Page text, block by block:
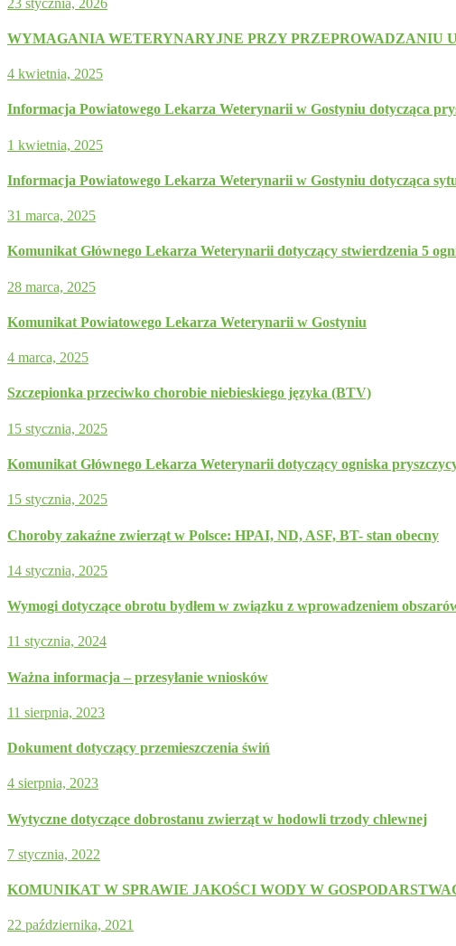
WYMAGANIA WETERYNARYJNE PRZY PRZEPROWADZANIU
4 kwietnia, 2025
Informacja Powiatowego Lekarza Weterynarii w Gostyniu dotycząca
1 kwietnia, 2025
Informacja Powiatowego Lekarza Weterynarii w Gostyniu dotycząca
31 marca, 2025
Komunikat Głównego Lekarza Weterynarii dotyczący stwierdzenia 5
28 marca, 2025
Komunikat Powiatowego Lekarza Weterynarii w Gostyniu
4 marca, 2025
Szczepionka przeciwko chorobie niebieskiego języka (BTV)
15 stycznia, 2025
Komunikat Głównego Lekarza Weterynarii dotyczący ogniska
15 stycznia, 2025
Choroby zakaźne zwierząt w Polsce: HPAI, ND, ASF, BT- stan obecny
14 stycznia, 2025
Wymogi dotyczące obrotu bydłem w związku z wprowadzeniem
11 stycznia, 2024
Ważna informacja – przesyłanie wniosków
11 sierpnia, 2023
Dokument dotyczący przemieszczenia świń
4 sierpnia, 2023
Wytyczne dotyczące dobrostanu zwierząt w hodowli trzody chlewnej
7 stycznia, 2022
KOMUNIKAT W SPRAWIE JAKOŚCI WODY W
22 października, 2021